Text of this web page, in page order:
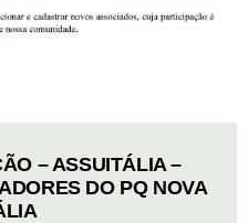
– ASSUITÁLIA –
DO PQ NOVA